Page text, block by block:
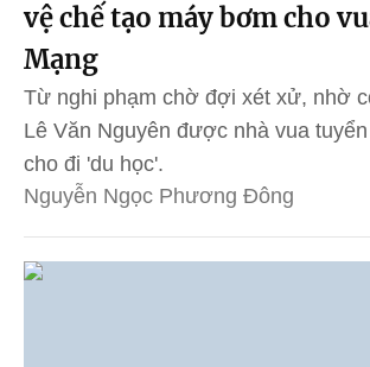
vệ chế tạo máy bơm cho
Mạng
Từ nghi phạm chờ đợi xét xử, nhờ
Lê Văn Nguyên được nhà vua
cho đi 'du học'.
Nguyễn Ngọc Phương Đông